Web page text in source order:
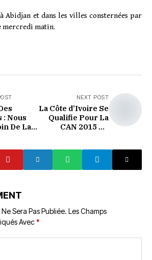
Abidjan et dans les villes consternées par
mercredi matin.
Nous
De La
NEXT POST
La Côte d’Ivoire Se
Qualifie Pour La
CAN 2015 En
Sera Pas Publiée. Les Champs
Avec*